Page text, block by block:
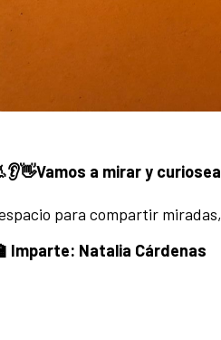
a mirar y
para compartir
Imparte: Natalia Cárdenas